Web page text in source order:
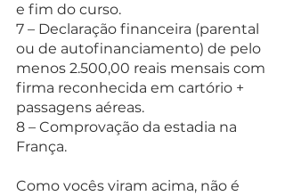
e fim do curso.
7 – Declaração financeira (parental
ou de autofinanciamento) de pelo
menos 2.500,00 reais mensais com
firma reconhecida em cartório +
passagens aéreas.
8 – Comprovação da estadia na
França.
Como vocês viram acima, não é